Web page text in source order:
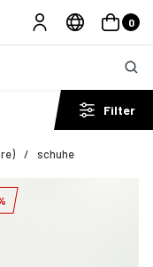
0
Filter
/ schuhe